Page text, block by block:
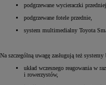
podgrzewane wycieraczki
podgrzewane fotele przednie,
system multimedialny Toyota
Na szczególną uwagę zasługują też
układ wczesnego reagowania w
i rowerzystów,